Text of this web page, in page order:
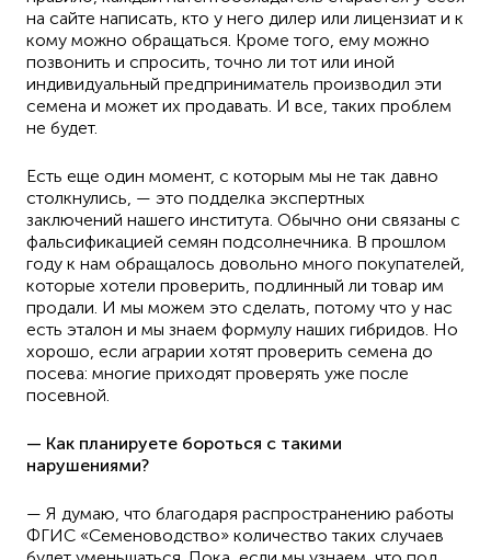
на сайте написать, кто у него дилер или лицензиат и к
кому можно обращаться. Кроме того, ему можно
позвонить и спросить, точно ли тот или иной
индивидуальный предприниматель производил эти
семена и может их продавать. И все, таких проблем
не будет.
Есть еще один момент, с которым мы не так давно
столкнулись, — это подделка экспертных
заключений нашего института. Обычно они связаны с
фальсификацией семян подсолнечника. В прошлом
году к нам обращалось довольно много покупателей,
которые хотели проверить, подлинный ли товар им
продали. И мы можем это сделать, потому что у нас
есть эталон и мы знаем формулу наших гибридов. Но
хорошо, если аграрии хотят проверить семена до
посева: многие приходят проверять уже после
посевной.
— Как планируете бороться с такими
нарушениями?
— Я думаю, что благодаря распространению работы
ФГИС «Семеноводство» количество таких случаев